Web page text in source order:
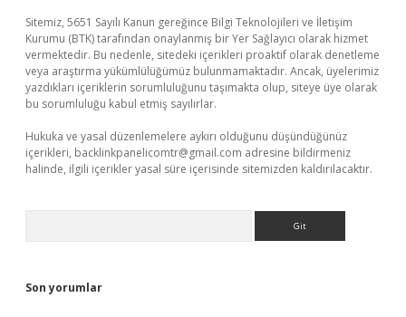
Sitemiz, 5651 Sayılı Kanun gereğince Bilgi Teknolojileri ve İletişim
Kurumu (BTK) tarafından onaylanmış bir Yer Sağlayıcı olarak hizmet
vermektedir. Bu nedenle, sitedeki içerikleri proaktif olarak denetleme
veya araştırma yükümlülüğümüz bulunmamaktadır. Ancak, üyelerimiz
yazdıkları içeriklerin sorumluluğunu taşımakta olup, siteye üye olarak
bu sorumluluğu kabul etmiş sayılırlar.
Hukuka ve yasal düzenlemelere aykırı olduğunu düşündüğünüz
içerikleri, backlinkpanelicomtr@gmail.com adresine bildirmeniz
halinde, ilgili içerikler yasal süre içerisinde sitemizden kaldırılacaktır.
Son yorumlar